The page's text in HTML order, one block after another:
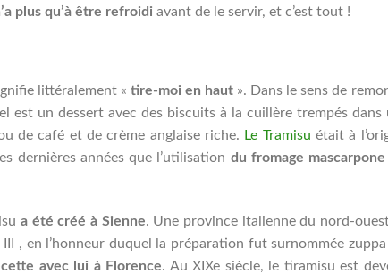
plus qu’à être refroidi avant de le servir, et c’est tout !
littéralement « tire-moi en haut ». Dans le sens de
est un dessert avec des biscuits à la cuillère trempés dans
de café et de crème anglaise riche. Le Tramisu était à
dernières années que l’utilisation du fromage mascarpone
a été créé à Sienne. Une province italienne du nord-
III , en l’honneur duquel la préparation fut surnommée
avec lui à Florence. Au XIXe siècle, le tiramisu est